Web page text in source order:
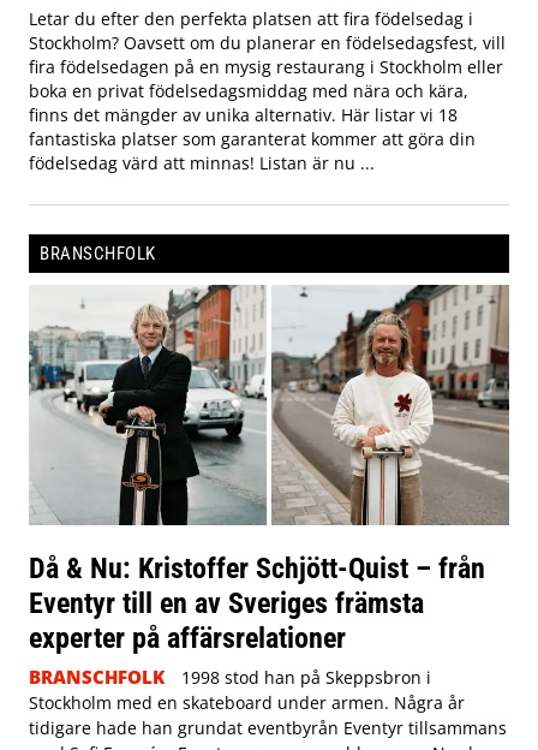
Letar du efter den perfekta platsen att fira födelsedag i
Stockholm? Oavsett om du planerar en födelsedagsfest, vill
fira födelsedagen på en mysig restaurang i Stockholm eller
boka en privat födelsedagsmiddag med nära och kära,
finns det mängder av unika alternativ. Här listar vi 18
fantastiska platser som garanterat kommer att göra din
födelsedag värd att minnas! Listan är nu ...
BRANSCHFOLK
Då & Nu: Kristoffer Schjött-Quist – från
Eventyr till en av Sveriges främsta
experter på affärsrelationer
BRANSCHFOLK
1998 stod han på Skeppsbron i
Stockholm med en skateboard under armen. Några år
tidigare hade han grundat eventbyrån Eventyr tillsammans